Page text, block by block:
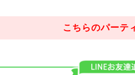
こちらのパーテ